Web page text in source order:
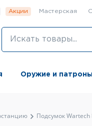
Акции Мастерская
Оружие и патроны
Подсумок Wartech